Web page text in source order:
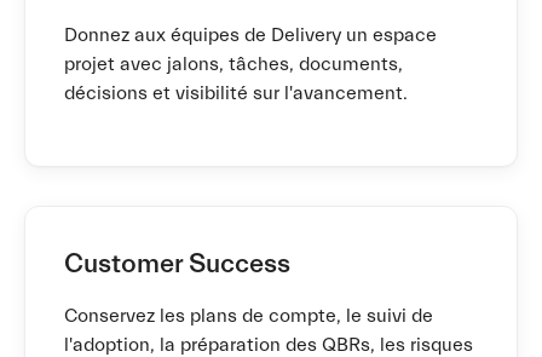
Donnez aux équipes de Delivery un espace
projet avec jalons, tâches, documents,
décisions et visibilité sur l'avancement.
Customer Success
Conservez les plans de compte, le suivi de
l'adoption, la préparation des QBRs, les risques